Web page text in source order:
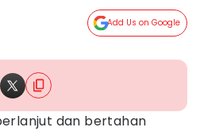
Add Us on Google
dan bertahan